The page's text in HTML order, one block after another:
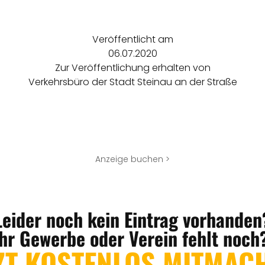
Veröffentlicht am
06.07.2020
Zur Veröffentlichung erhalten von
Verkehrsbüro der Stadt Steinau an der Straße
Anzeige buchen >
noch kein Eintrag
Gewerbe oder Verein fehlt